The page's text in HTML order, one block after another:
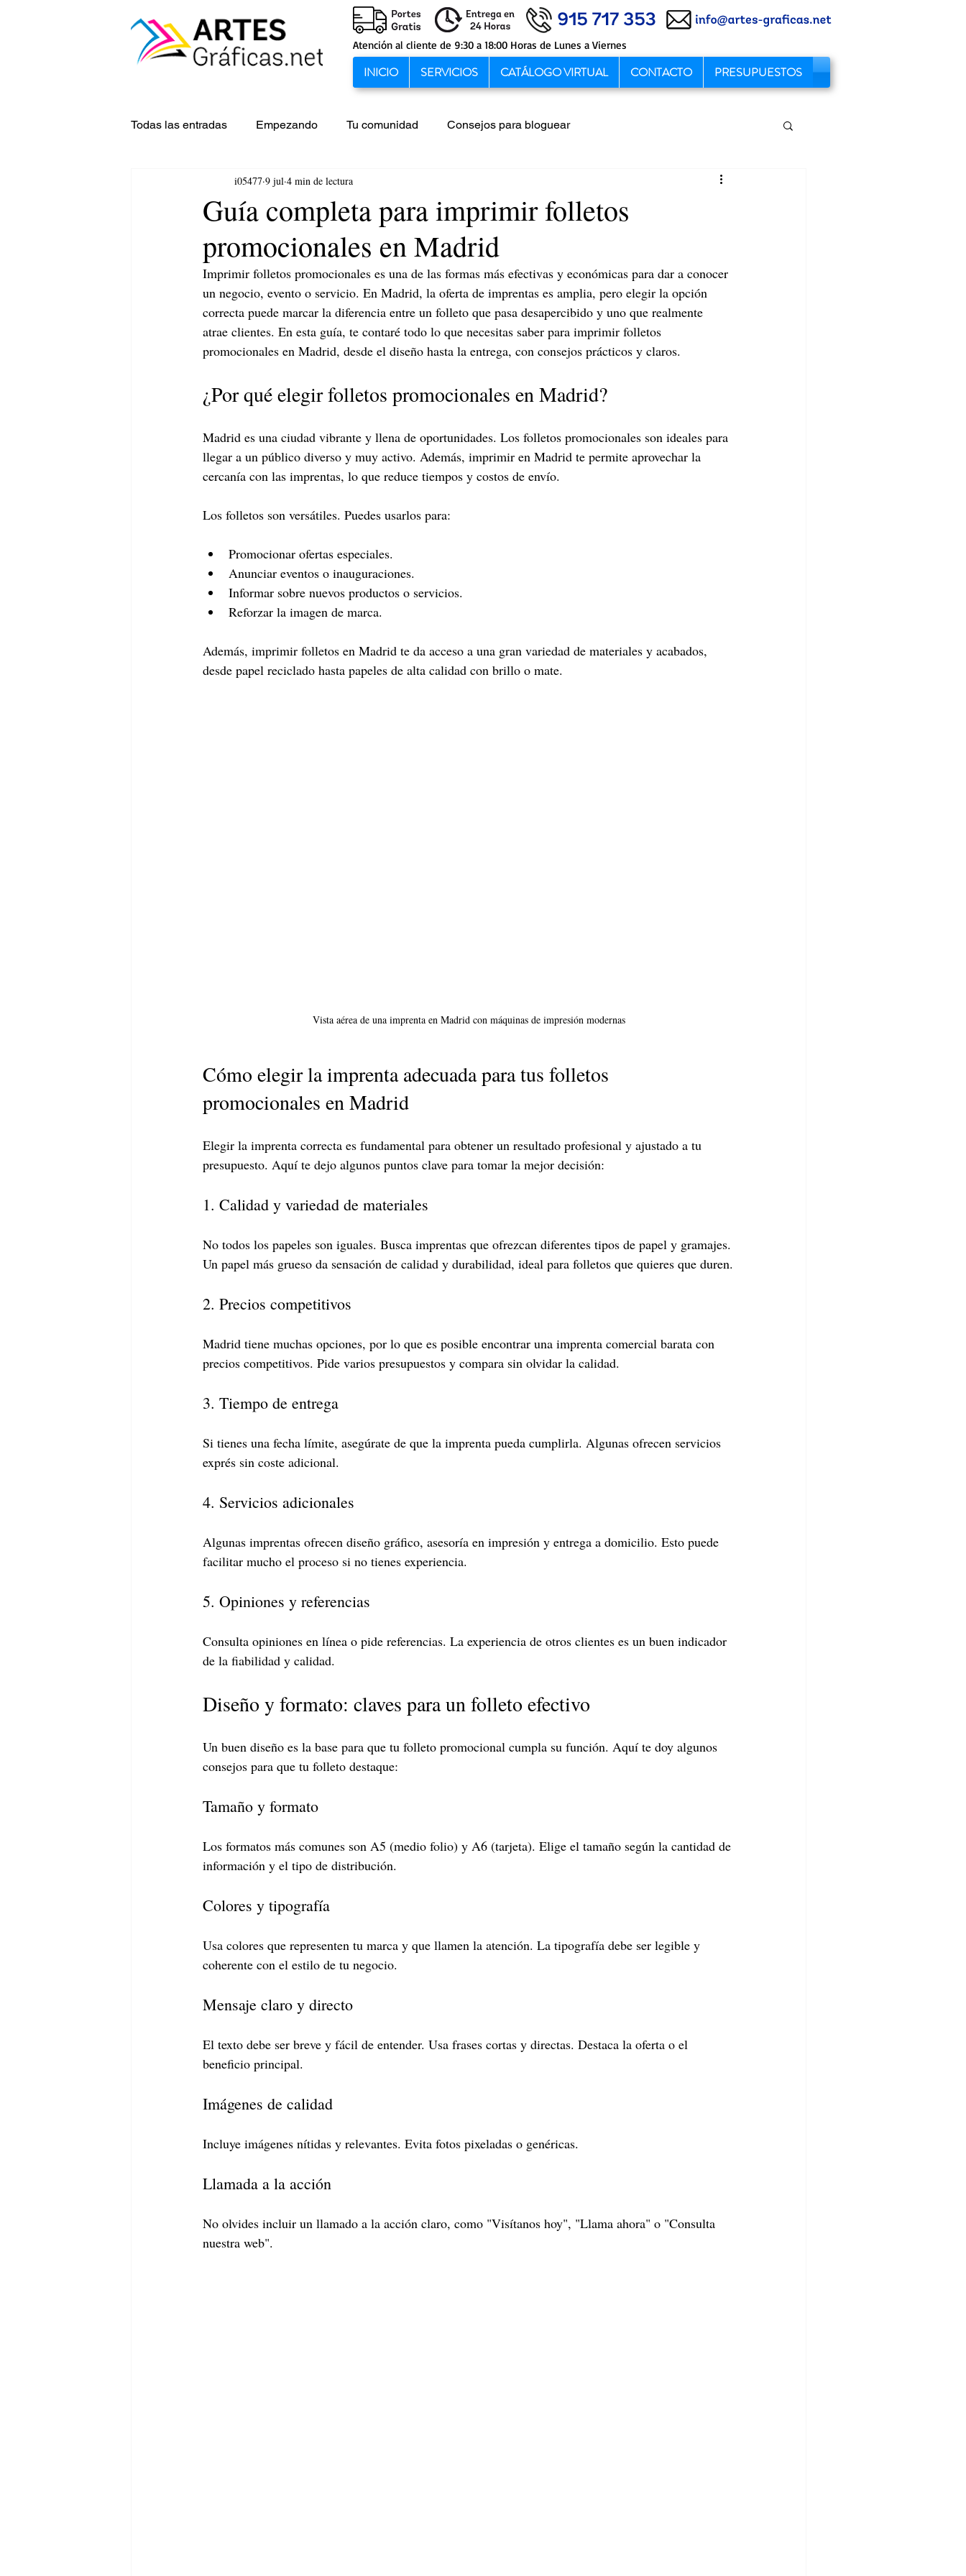
Atención al cliente de 9:30 a 18:00 Horas de Lunes a Viernes
INICIO SERVICIOS CATÁLOGO VIRTUAL CONTACTO PRESUPUESTOS
Todas las entradas Empezando Tu comunidad Consejos para bloguear
Guía completa para imprimir folletos
promocionales en Madrid
i05477 9 jul 4 min de lectura
Imprimir folletos promocionales es una de las formas más efectivas y económicas para dar a conocer
un negocio, evento o servicio. En Madrid, la oferta de imprentas es amplia, pero elegir la opción
correcta puede marcar la diferencia entre un folleto que pasa desapercibido y uno que realmente
atrae clientes. En esta guía, te contaré todo lo que necesitas saber para imprimir folletos
promocionales en Madrid, desde el diseño hasta la entrega, con consejos prácticos y claros.
¿Por qué elegir folletos promocionales en Madrid?
Madrid es una ciudad vibrante y llena de oportunidades. Los folletos promocionales son ideales para
llegar a un público diverso y muy activo. Además, imprimir en Madrid te permite aprovechar la
cercanía con las imprentas, lo que reduce tiempos y costos de envío.
Los folletos son versátiles. Puedes usarlos para:
Promocionar ofertas especiales.
Anunciar eventos o inauguraciones.
Informar sobre nuevos productos o servicios.
Reforzar la imagen de marca.
Además, imprimir folletos en Madrid te da acceso a una gran variedad de materiales y acabados,
desde papel reciclado hasta papeles de alta calidad con brillo o mate.
Vista aérea de una imprenta en Madrid con máquinas de impresión modernas
Cómo elegir la imprenta adecuada para tus folletos
promocionales en Madrid
Elegir la imprenta correcta es fundamental para obtener un resultado profesional y ajustado a tu
presupuesto. Aquí te dejo algunos puntos clave para tomar la mejor decisión:
1. Calidad y variedad de materiales
No todos los papeles son iguales. Busca imprentas que ofrezcan diferentes tipos de papel y gramajes.
Un papel más grueso da sensación de calidad y durabilidad, ideal para folletos que quieres que duren.
2. Precios competitivos
Madrid tiene muchas opciones, por lo que es posible encontrar una imprenta comercial barata con
precios competitivos. Pide varios presupuestos y compara sin olvidar la calidad.
3. Tiempo de entrega
Si tienes una fecha límite, asegúrate de que la imprenta pueda cumplirla. Algunas ofrecen servicios
exprés sin coste adicional.
4. Servicios adicionales
Algunas imprentas ofrecen diseño gráfico, asesoría en impresión y entrega a domicilio. Esto puede
facilitar mucho el proceso si no tienes experiencia.
5. Opiniones y referencias
Consulta opiniones en línea o pide referencias. La experiencia de otros clientes es un buen indicador
de la fiabilidad y calidad.
Diseño y formato: claves para un folleto efectivo
Un buen diseño es la base para que tu folleto promocional cumpla su función. Aquí te doy algunos
consejos para que tu folleto destaque:
Tamaño y formato
Los formatos más comunes son A5 (medio folio) y A6 (tarjeta). Elige el tamaño según la cantidad de
información y el tipo de distribución.
Colores y tipografía
Usa colores que representen tu marca y que llamen la atención. La tipografía debe ser legible y
coherente con el estilo de tu negocio.
Mensaje claro y directo
El texto debe ser breve y fácil de entender. Usa frases cortas y directas. Destaca la oferta o el
beneficio principal.
Imágenes de calidad
Incluye imágenes nítidas y relevantes. Evita fotos pixeladas o genéricas.
Llamada a la acción
No olvides incluir un llamado a la acción claro, como "Visítanos hoy", "Llama ahora" o "Consulta
nuestra web".